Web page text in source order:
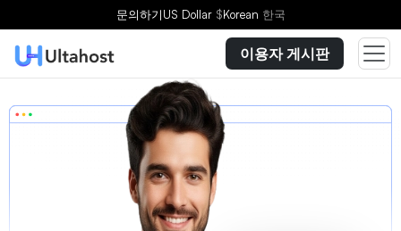
문의하기US Dollar $Korean 한국
이용자 게시판